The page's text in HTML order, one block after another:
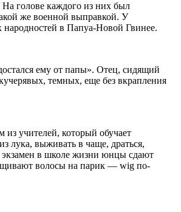
голове каждого из них был
же военной выправкой. У
в Папуа-Новой Гвинее.
ему от папы». Отец, сидящий
темных, еще без вкрапления
учителей, который обучает
лука, выживать в чаще, драться,
экзамен в школе жизни юнцы сдают
волосы на парик — wig по-